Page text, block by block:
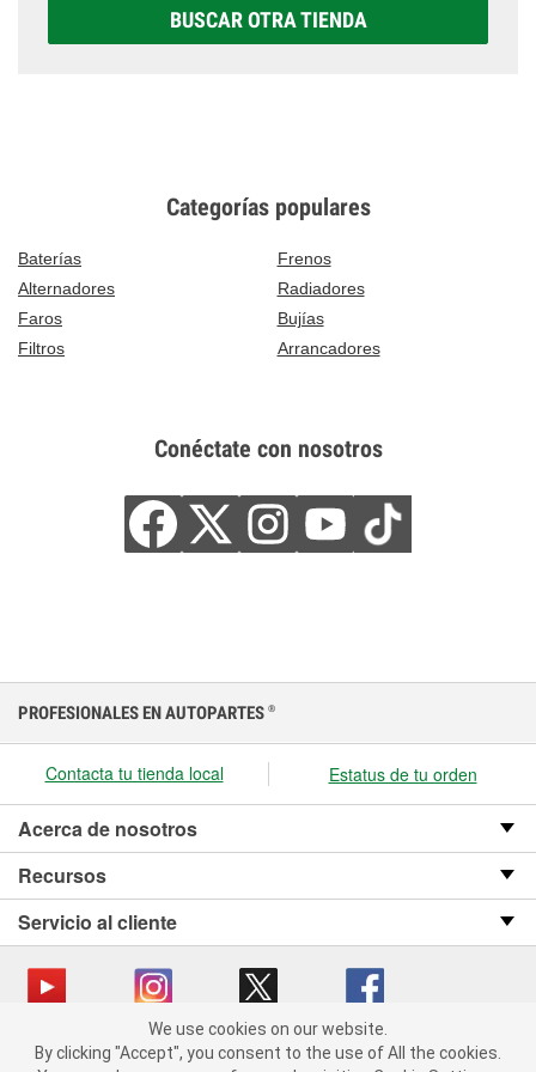
BUSCAR OTRA TIENDA
Categorías populares
Baterías
Frenos
Alternadores
Radiadores
Faros
Bujías
Filtros
Arrancadores
Conéctate con nosotros
We use cookies on our website. By clicking "Accept", you consent
to the use of All the cookies.
PROFESIONALES EN AUTOPARTES ®
Contacta tu tienda local Estatus de tu orden
Acerca de nosotros
Recursos
Servicio al cliente
Copyright © 2008-2026 O’Reilly Auto Parts v OST_3.2.0.0.729 (3) cv1361
We use cookies on our website.
By clicking "Accept", you consent to the use of All the cookies.